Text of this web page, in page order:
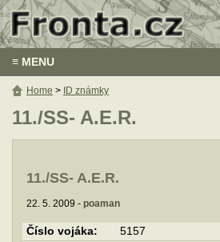
≡ MENU
11./SS- A.E.R.
11./SS- A.E.R.
22. 5. 2009 - poaman
Číslo vojáka:
5157
Home > ID známky